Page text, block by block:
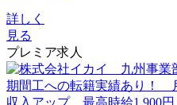
詳しく
見る
プレミア求人